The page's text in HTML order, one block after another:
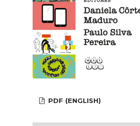
PDF (ENGLISH)